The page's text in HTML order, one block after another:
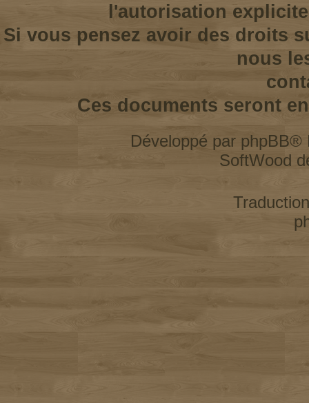
l'autorisation
Si vous pensez avoir des droits
nous
Ces documents seront
Développé par phpBB®
SoftWood